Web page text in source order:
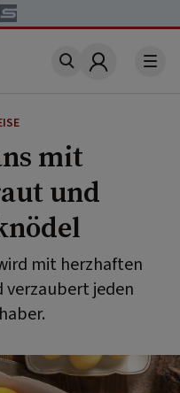
Account
mit
und
mit herzhaften
verzaubert jeden